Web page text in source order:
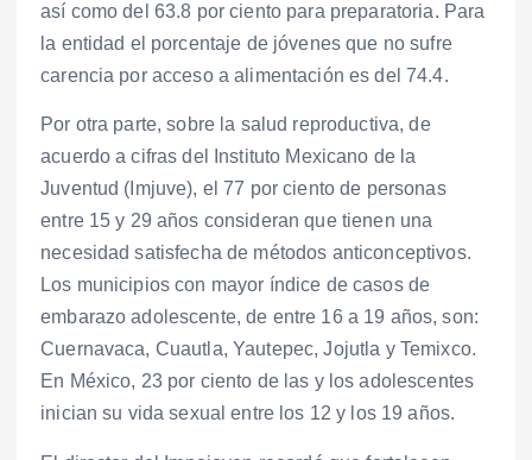
así como del 63.8 por ciento para preparatoria. Para
la entidad el porcentaje de jóvenes que no sufre
carencia por acceso a alimentación es del 74.4.
Por otra parte, sobre la salud reproductiva, de
acuerdo a cifras del Instituto Mexicano de la
Juventud (Imjuve), el 77 por ciento de personas
entre 15 y 29 años consideran que tienen una
necesidad satisfecha de métodos anticonceptivos.
Los municipios con mayor índice de casos de
embarazo adolescente, de entre 16 a 19 años, son:
Cuernavaca, Cuautla, Yautepec, Jojutla y Temixco.
En México, 23 por ciento de las y los adolescentes
inician su vida sexual entre los 12 y los 19 años.